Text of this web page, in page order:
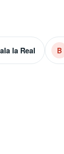
la Real B